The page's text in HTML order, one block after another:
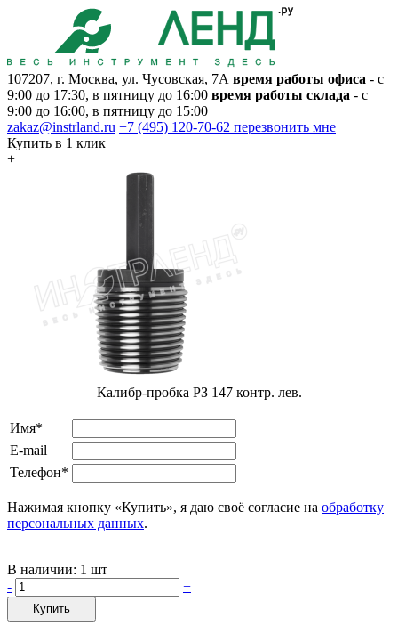
107207, г. Москва, ул. Чусовская, 7А время работы офиса - с
9:00 до 17:30, в пятницу до 16:00 время работы склада - с
9:00 до 16:00, в пятницу до 15:00
zakaz@instrland.ru +7 (495) 120-70-62 перезвонить мне
Купить в 1 клик
+
Калибр-пробка РЗ 147 контр. лев.
Имя*
E-mail
Телефон*
Нажимая кнопку «Купить», я даю своё согласие на обработку
персональных данных.
В наличии: 1 шт
-
+
Купить